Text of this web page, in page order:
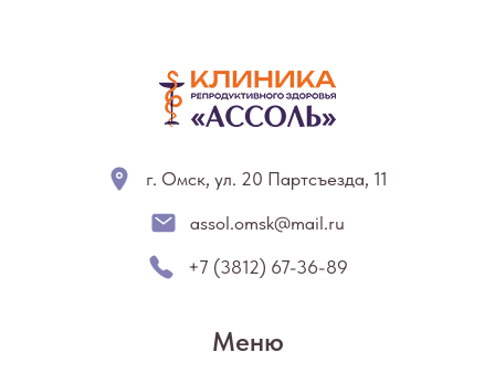
г. Омск, ул. 20 Партсъезда, 11
+7 (3812) 67-36-89
assol.omsk@mail.ru
Меню